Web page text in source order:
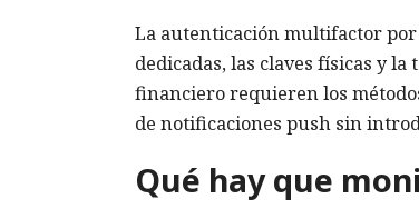
La autenticación multifactor por
dedicadas, las claves físicas y
financiero requieren los
de notificaciones push sin
Qué hay que